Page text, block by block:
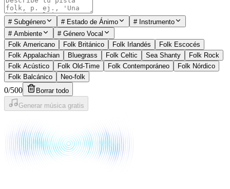
# Subgénero # Estado de Ánimo # Instrumento
# Ambiente # Género Vocal
Folk Americano
Folk Británico Folk Irlandés
Folk Escocés
Folk Appalachian
Bluegrass Folk Celtic Sea Shanty
Folk Rock
Folk Acústico
Folk Old-Time Folk Contemporáneo
Folk Nórdico
Folk Balcánico
Neo-folk
0/500
Borrar todo
Generar música gratis